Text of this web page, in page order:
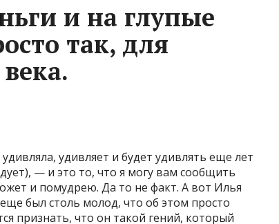
и на глупые
так, для
удивляет и будет удивлять еще лет
— и это то, что я могу вам сообщить
и помудрею. Да то не факт. А вот Илья
был столь молод, что об этом просто
признать, что он такой гений, который